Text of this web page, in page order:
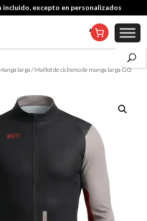
incluido, excepto en personalizados
larga/ Maillot de ciclismo de manga larga GO